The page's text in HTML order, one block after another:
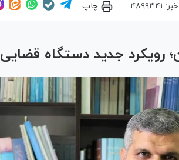
۴۸۹۹۳۴۱ چاپ
رویکرد جدید دستگاه قضایی